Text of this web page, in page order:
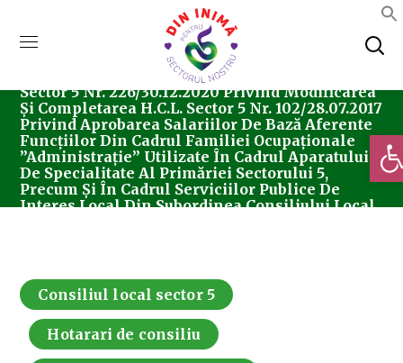
Home Consiliul Local Sector 5
Nr. 125/19.07.2021 Privind Aprobarea Modificării
Anexei Nr. 4 La Hotărârea De Consiliu Local
Sector 5 Nr. 226/30.12.2020 Privind Modificarea
Și Completarea H.C.L. Sector 5 Nr. 102/28.07.2017
Privind Aprobarea Salariilor De Bază Aferente
Funcțiilor Din Cadrul Familiei Ocupaționale
”administrație” Utilizate În Cadrul Aparatului
De Specialitate Al Primăriei Sectorului 5,
Precum Și În Cadrul Serviciilor Publice De
Interes Local Din Subordinea Consiliului Local
Consiliul local sector 5
Hotarari de consiliu